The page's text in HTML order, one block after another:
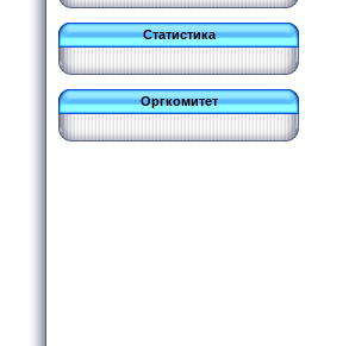
Статистика
Оргкомитет